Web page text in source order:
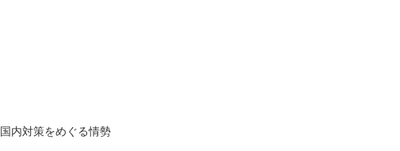
内対策をめぐる情勢